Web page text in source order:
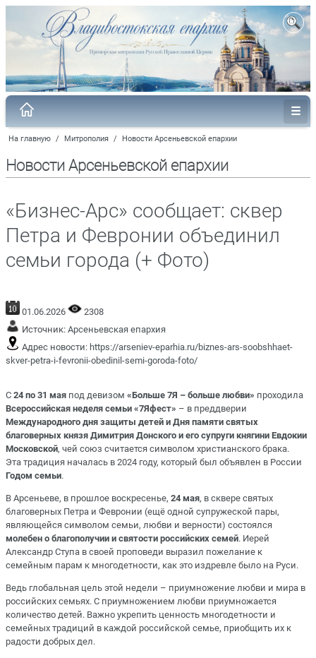
На главную / Митрополия / Новости Арсеньевской епархии
Новости Арсеньевской епархии
«Бизнес-Арс» сообщает: сквер
Петра и Февронии объединил
семьи города (+ Фото)
01.06.2026
2308
Источник: Арсеньевская епархия
Адрес новости: https://arseniev-eparhia.ru/biznes-ars-soobshhaet-
skver-petra-i-fevronii-obedinil-semi-goroda-foto/
С 24 по 31 мая под девизом «Больше 7Я – больше любви» проходила
Всероссийская неделя семьи «7Яфест» – в преддверии
Международного дня защиты детей и Дня памяти святых
благоверных князя Димитрия Донского и его супруги княгини Евдокии
Московской, чей союз считается символом христианского брака.
Эта традиция началась в 2024 году, который был объявлен в России
Годом семьи.
В Арсеньеве, в прошлое воскресенье, 24 мая, в сквере святых
благоверных Петра и Февронии (ещё одной супружеской пары,
являющейся символом семьи, любви и верности) состоялся
молебен о благополучии и святости российских семей. Иерей
Александр Ступа в своей проповеди выразил пожелание к
семейным парам к многодетности, как это издревле было на Руси.
Ведь глобальная цель этой недели – приумножение любви и мира в
российских семьях. С приумножением любви приумножается
количество детей. Важно укрепить ценность многодетности и
семейных традиций в каждой российской семье, приобщить их к
радости добрых дел.